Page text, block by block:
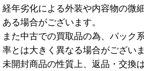
経年劣化による外装や内容物の微
ある場合がございます。
また中古での買取品の為、パック
率とは大きく異なる場合がございま
未開封商品の性質上、返品・交換